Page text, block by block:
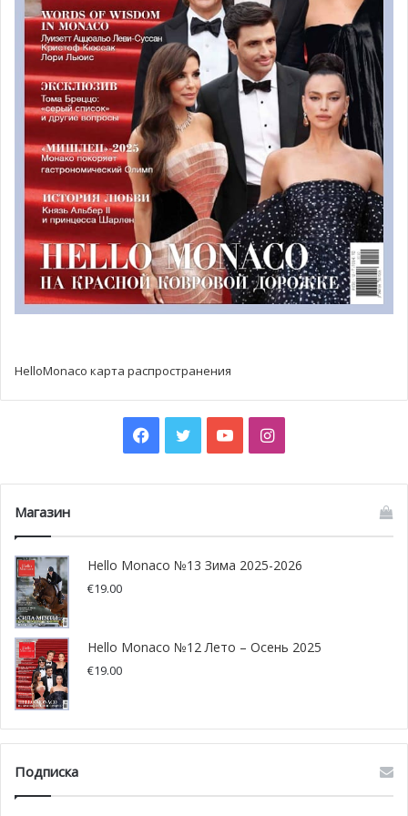
здравоохранениюДидье Гамердингеруточняет
преимущества цифровых технологий в обследовании:
Помимо быстрой передачи результатов пациенту, это
позволит правительству и органам здравоохранения
Монако иметь достоверные и полные данные для
принятия наилучших решений. Таким образом, это
комплексное оборудование даст нам новый импульс в
борьбе с вирусом».
HelloMonaco карта распространения
Facebook
TwitterYouTubeInstagram
Магазин
Hello Monaco №13 Зима 2025-2026
€19.00
Hello Monaco №12 Лето – Осень 2025
€19.00
Подписка